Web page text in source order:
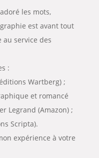
les mots,
est avant tout
service des
:
Wartberg) ;
et romancé
Legrand (Amazon) ;
Scripta).
expérience à votre